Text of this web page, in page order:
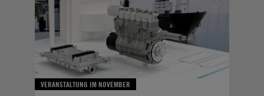
VERANSTALTUNG IM NOVEMBER